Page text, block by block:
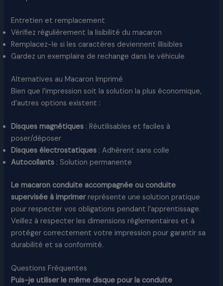
Entretien et remplacement
Vérifiez régulièrement la lisibilité du macaron
Remplacez-le si les caractères deviennent illisibles
Gardez un exemplaire de rechange dans le véhicule
Alternatives au Macaron Imprimé
Bien que l’impression soit la solution la plus économique,
d’autres options existent :
Disques magnétiques : Réutilisables et faciles à
poser/déposer
Disques électrostatiques : Adhèrent sans colle
Autocollants : Solution permanente
Le macaron conduite accompagnée ou conduite
supervisée à imprimerreprésente une solution pratique
pour respecter vos obligations pendant l’apprentissage.
Veillez à respecter les dimensions réglementaires et à
protéger correctement votre impression pour garantir sa
durabilité et sa conformité.
Questions Fréquentes
Puis-je utiliser le même disque pour la conduite